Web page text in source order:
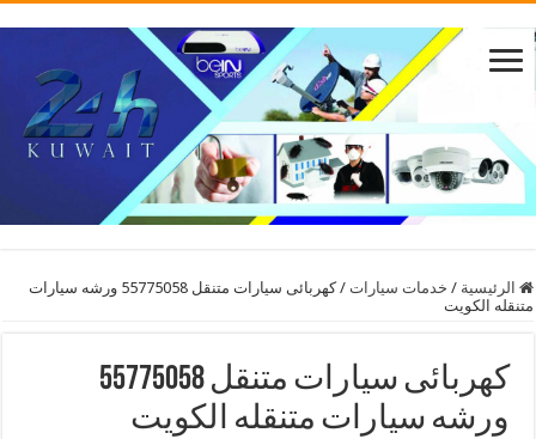
الرئيسية / خدمات سيارات /
كهربائى سيارات متنقل 55775058 ورشه سيارات
متنقله الكويت
كهربائى سيارات متنقل 55775058
ورشه سيارات متنقله الكويت